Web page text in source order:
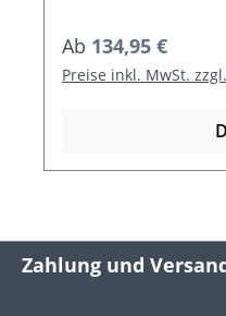
Regulärer Preis:
Ab 134,95 €
Preise inkl. MwSt.
Zahlung und